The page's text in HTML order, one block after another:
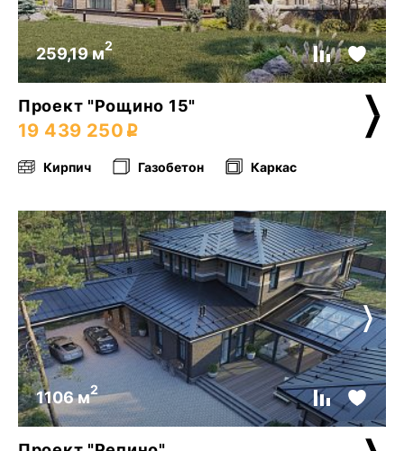
259,19 м2
Проект "Рощино 15"
19 439 250
Кирпич Газобетон Каркас
1106 м2